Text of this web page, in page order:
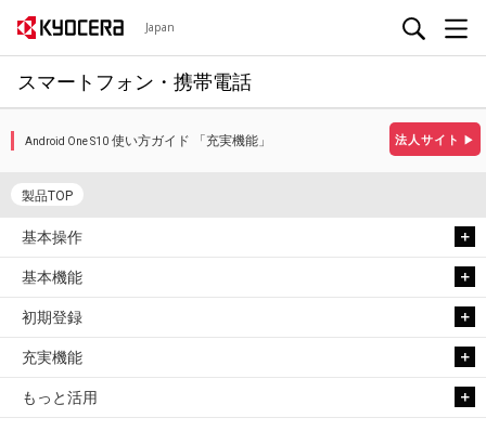
Japan
スマートフォン・携帯電話
法人サイト ▶
Android One S10 使い方ガイド 「充実機能」
製品TOP
基本操作
基本機能
初期登録
充実機能
もっと活用